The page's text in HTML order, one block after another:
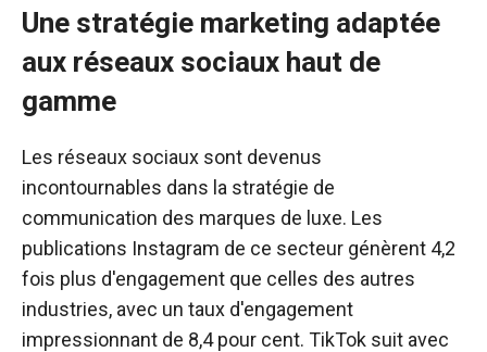
Une stratégie marketing adaptée
aux réseaux sociaux haut de
gamme
Les réseaux sociaux sont devenus
incontournables dans la stratégie de
communication des marques de luxe. Les
publications Instagram de ce secteur génèrent 4,2
fois plus d'engagement que celles des autres
industries, avec un taux d'engagement
impressionnant de 8,4 pour cent. TikTok suit avec